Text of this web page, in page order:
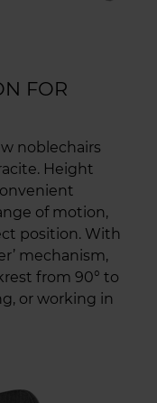
FOR
noblechairs
Height
of motion,
position. With
mechanism,
from 90° to
or working in